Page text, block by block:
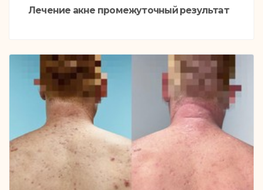
Лечение акне промежуточный результат